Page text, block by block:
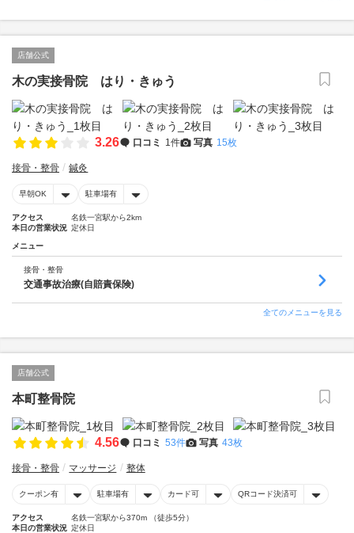
店舗公式
木の実接骨院 はり・きゅう
3.26 口コミ 1件 写真 15枚
接骨・整骨 鍼灸
早朝OK 駐車場有
アクセス
名鉄一宮駅から2km
本日の営業状況 定休日
メニュー
接骨・整骨
交通事故治療(自賠責保険)
全てのメニューを見る
店舗公式
本町整骨院
4.56 口コミ 53件 写真 43枚
接骨・整骨 マッサージ 整体
クーポン有 駐車場有 カード可 QRコード決済可
アクセス
名鉄一宮駅から370m （徒歩5分）
本日の営業状況 定休日